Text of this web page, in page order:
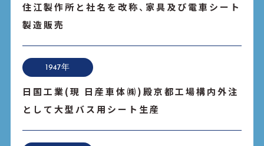
住江製作所と社名を改称、家具及び電車シート
製造販売
1947年
日国工業(現 日産車体㈱)殿京都工場構内外注
として大型バス用シート生産